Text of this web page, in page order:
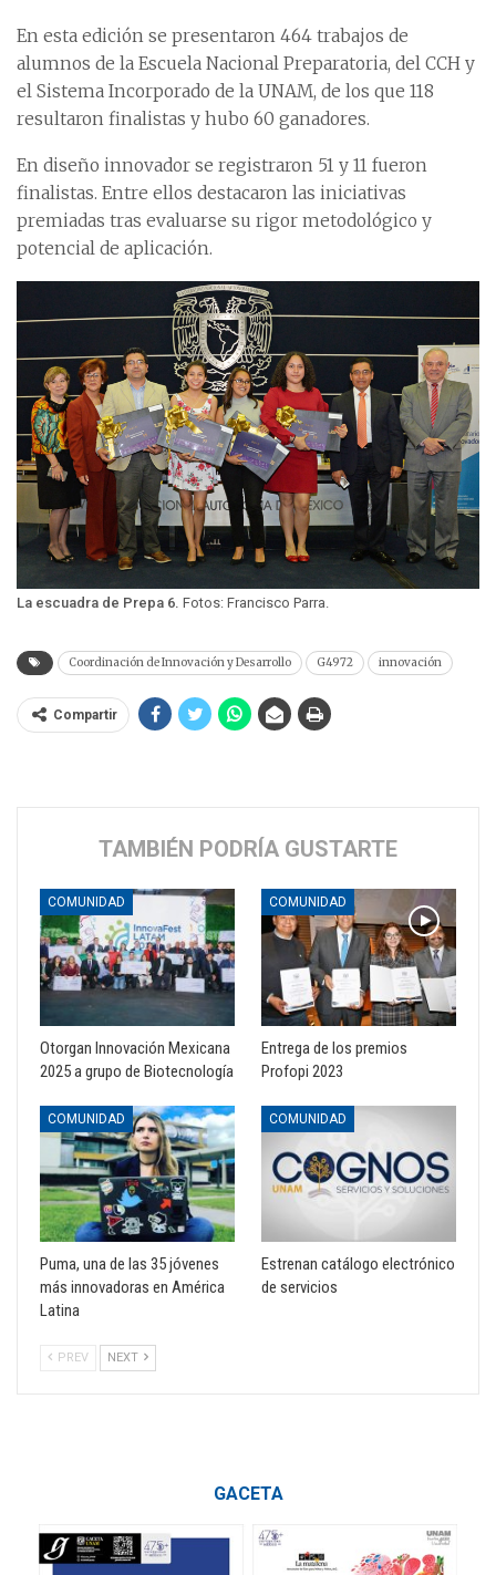
En esta edición se presentaron 464 trabajos de
alumnos de la Escuela Nacional Preparatoria, del CCH y
el Sistema Incorporado de la UNAM, de los que 118
resultaron finalistas y hubo 60 ganadores.
En diseño innovador se registraron 51 y 11 fueron
finalistas. Entre ellos destacaron las iniciativas
premiadas tras evaluarse su rigor metodológico y
potencial de aplicación.
La escuadra de Prepa 6. Fotos: Francisco Parra.
Coordinación de Innovación y Desarrollo G4972 innovación
Compartir
TAMBIÉN PODRÍA GUSTARTE
COMUNIDAD
Otorgan Innovación Mexicana
2025 a grupo de Biotecnología
COMUNIDAD
Entrega de los premios
Profopi 2023
COMUNIDAD
Puma, una de las 35 jóvenes
más innovadoras en América
Latina
COMUNIDAD
Estrenan catálogo electrónico
de servicios
PREV NEXT
GACETA